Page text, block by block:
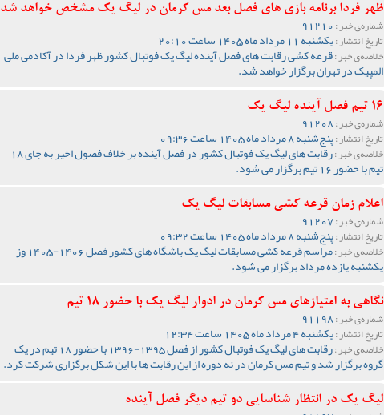
ظهر فردا برنامه بازی های فصل بعد مس کرمان در لیگ یک مشخص خواهد شد
شماره‌ی خبر :
تاریخ انتشار :یکشنبه 11 مرداد ماه 1405 ساعت 20:10
خلاصه‌ی خبر :قرعه کشی رقابت های فصل آینده لیگ یک فوتبال کشور ظهر فردا در آکادمی ملی
المپیک در تهران برگزار خواهد شد.
16 تیم فصل آینده لیگ یک
شماره‌ی خبر :91208
تاریخ انتشار :پنج‌شنبه 8 مرداد ماه 1405 ساعت 09:36
خلاصه‌ی خبر : رقابت های لیگ یک فوتبال کشور در فصل آینده بر خلاف فصول اخیر به جای 18
تیم با حضور 16 تیم برگزار می شود.
اعلام زمان قرعه کشی مسابقات لیگ یک
شماره‌ی خبر :91207
تاریخ انتشار :پنج‌شنبه 8 مرداد ماه 1405 ساعت 09:32
خلاصه‌ی خبر : مراسم قرعه کشی مسابقات لیگ یک باشگاه های کشور فصل 1406-1405 وز
یکشنبه یازده مرداد برگزار می شود.
نگاهی به امتیازهای مس کرمان در ادوار لیگ یک با حضور 18 تیم
شماره‌ی خبر :91198
تاریخ انتشار :یکشنبه 4 مرداد ماه 1405 ساعت 12:34
خلاصه‌ی خبر : رقابت های لیگ یک فوتبال کشور از فصل 1395-1396 با حضور 18 تیم در یک
گروه برگزار شد و تیم مس کرمان در نه دوره از این رقابت ها با این شکل برگزاری شرکت کرد.
لیگ یک در انتظار شناسایی دو تیم دیگر فصل آینده